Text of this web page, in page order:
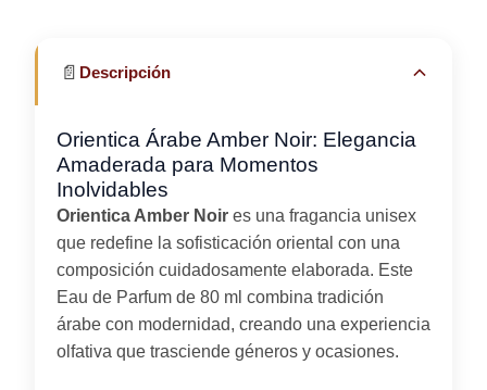
📄 Descripción
Orientica Árabe Amber Noir: Elegancia
Amaderada para Momentos
Inolvidables
Orientica Amber Noir es una fragancia unisex
que redefine la sofisticación oriental con una
composición cuidadosamente elaborada. Este
Eau de Parfum de 80 ml combina tradición
árabe con modernidad, creando una experiencia
olfativa que trasciende géneros y ocasiones.